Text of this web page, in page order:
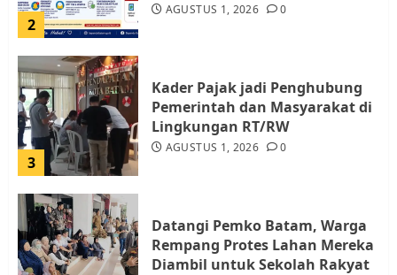
2
AGUSTUS 1, 2026 0
3
Kader Pajak jadi Penghubung
Pemerintah dan Masyarakat di
Lingkungan RT/RW
AGUSTUS 1, 2026 0
Datangi Pemko Batam, Warga
Rempang Protes Lahan Mereka
Diambil untuk Sekolah Rakyat